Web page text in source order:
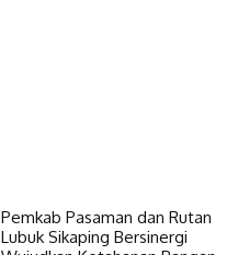
Pemkab Pasaman dan Rutan
Lubuk Sikaping Bersinergi